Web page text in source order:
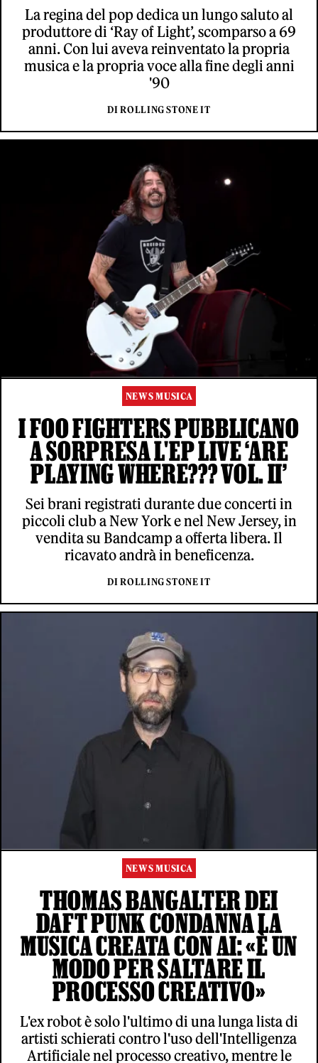
La regina del pop dedica un lungo saluto al
produttore di ‘Ray of Light’, scomparso a 69
anni. Con lui aveva reinventato la propria
musica e la propria voce alla fine degli anni
'90
DI ROLLING STONE IT
NEWS MUSICA
I FOO FIGHTERS PUBBLICANO
A SORPRESA L'EP LIVE ‘ARE
PLAYING WHERE??? VOL. II’
Sei brani registrati durante due concerti in
piccoli club a New York e nel New Jersey, in
vendita su Bandcamp a offerta libera. Il
ricavato andrà in beneficenza.
DI ROLLING STONE IT
NEWS MUSICA
THOMAS BANGALTER DEI
DAFT PUNK CONDANNA LA
MUSICA CREATA CON AI: «È UN
MODO PER SALTARE IL
PROCESSO CREATIVO»
L'ex robot è solo l'ultimo di una lunga lista di
artisti schierati contro l'uso dell'Intelligenza
Artificiale nel processo creativo, mentre le